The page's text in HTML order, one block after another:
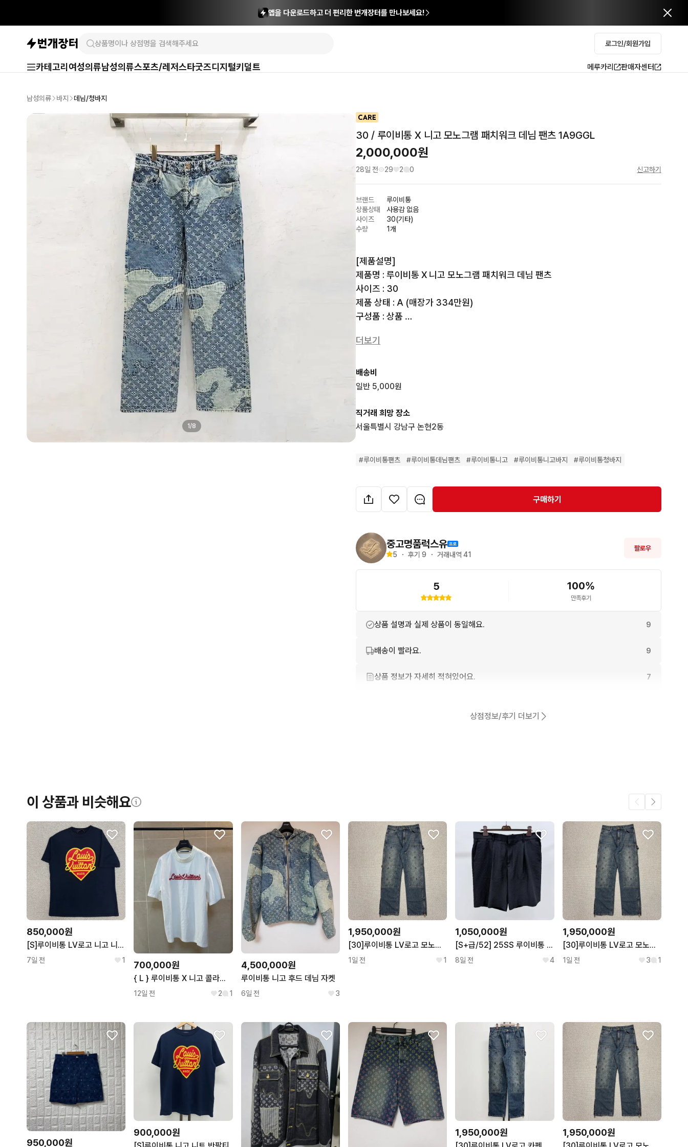
앱을 다운로드하고 더 편리한 번개장터를 만나보세요!
로그인/회원가입
카테고리 여성의류남성의류스포츠/레저스타굿즈디지털키덜트 메루카리 판매자센터
남성의류 바지 데님/청바지
1/8
30 / 루이비통 X 니고 모노그램 패치워크 데님 팬츠 1A9GGL
2,000,000원
28일 전 29 2 0 신고하기
브랜드
루이비통
상품상태
사용감 없음
사이즈
30(기타)
수량
1개
[제품설명]
제품명 : 루이비통 X 니고 모노그램 패치워크 데님 팬츠
사이즈 : 30
제품 상태 : A (매장가 334만원)
구성품 : 상품
* 전문 감정사의 검수를 거친 정품만 판매합니다.
* 쇼룸방문구매, 당일매입 모두 가능합니다.
- 중고명품 100% 당일 현금매입
--------------------------------------------
N 새상품
S 실사용 5회미만 민트급
A- 사용감 존재하나 흠없는 제품
B+ 편안하게 사용가능한 중고제품
B 사용감, 스크래치, 얼룩 존재
더보기
배송비
일반 5,000원
직거래 희망 장소
서울특별시 강남구 논현2동
#루이비통팬츠 #루이비통데님팬츠 #루이비통니고 #루이비통니고바지 #루이비통청바지
구매하기
중고명품럭스유
5 ・ 후기 9 ・ 거래내역 41
팔로우
5 100%
만족후기
상품 설명과 실제 상품이 동일해요. 9
배송이 빨라요. 9
상품 정보가 자세히 적혀있어요. 7
상점정보/후기 더보기
이 상품과 비슷해요
850,000원
[S]루이비통 LV로고 니고 니트 반팔티
7일 전 1 700,000원
{ L } 루이비통 X 니고 콜라보 모크넥 반팔 티셔츠
12일 전 2 1
4,500,000원
루이비통 니고 후드 데님 자켓
6일 전 3
1,950,000원
[30]루이비통 LV로고 모노그램 카펜더 데님 팬츠
1일 전 1
1,050,000원
[S+급/52] 25SS 루이비통 모노그램 실크 코튼 반바지 블랙
8일 전 4
1,950,000원
[30]루이비통 LV로고 모노그램 카펜더 데님 팬츠
1일 전 3 1
950,000원
900,000원 1,950,000원 1,950,000원